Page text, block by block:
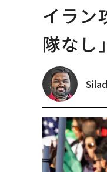
イラン
隊なし